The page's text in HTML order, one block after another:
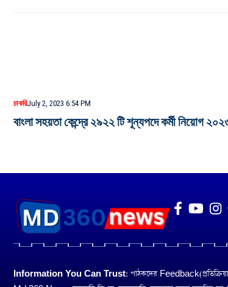
চাকরিJuly 2, 2023 6:54 PM
বাংলা সহয়তা কেন্দ্রে ২৯২২ টি শূন্যপদে কর্মী নিয়োগ
Information You Can Trust: পাঠকদের